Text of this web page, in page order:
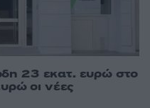
23 εκατ. ευρώ στο
οι νέες